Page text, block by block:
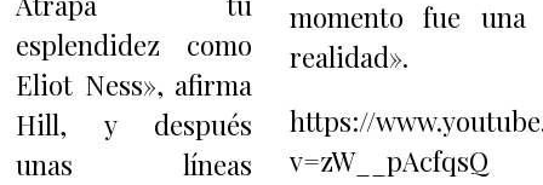
esplendidez como
Eliot Ness», afirma
Hill, y después
unas líneas
momento fue una
realidad».
https://
v=zW__pAcfqsQ